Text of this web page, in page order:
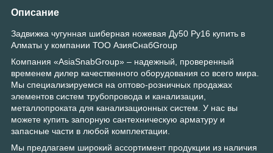
Описание
Задвижка чугунная шиберная ножевая Ду50 Ру16 купить в
Алматы у компании ТОО АзияСнабGroup
Компания «AsiaSnabGroup» – надежный, проверенный
временем дилер качественного оборудования со всего мира.
Мы специализируемся на оптово-розничных продажах
элементов систем трубопровода и канализации,
металлопроката для канализационных систем. У нас вы
можете купить запорную сантехническую арматуру и
запасные части в любой комплектации.
Мы предлагаем широкий ассортимент продукции из наличия